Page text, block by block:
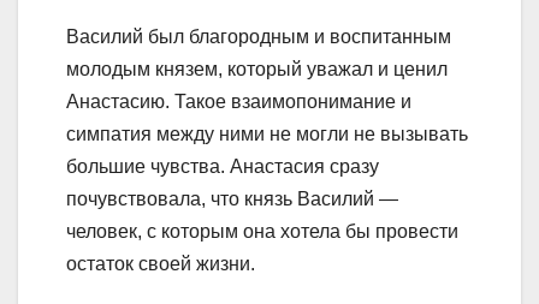
Василий был благородным и воспитанным
молодым князем, который уважал и ценил
Анастасию. Такое взаимопонимание и
симпатия между ними не могли не вызывать
большие чувства. Анастасия сразу
почувствовала, что князь Василий —
человек, с которым она хотела бы провести
остаток своей жизни.